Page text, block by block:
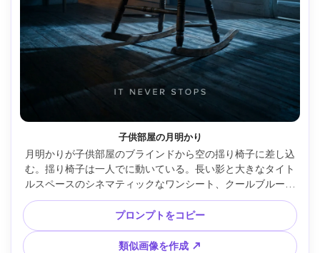
子供部屋の月明かり
月明かりが子供部屋のブラインドから空の揺り椅子に差し込
む。揺り椅子は一人でに動いている。長い影と大きなタイト
ルスペースのシネマティックなワンシート、クールブルーの
キーライトと微かな廊下光、Sony A7R V・50mm f/1.4、ロ
ーアングル、恐怖感、リアルなほこりや木目、自然な影、高
解像度、最小限のタグライン、300dpi印刷対応 --ar 4:5
プロンプトをコピー
類似画像を作成 ↗